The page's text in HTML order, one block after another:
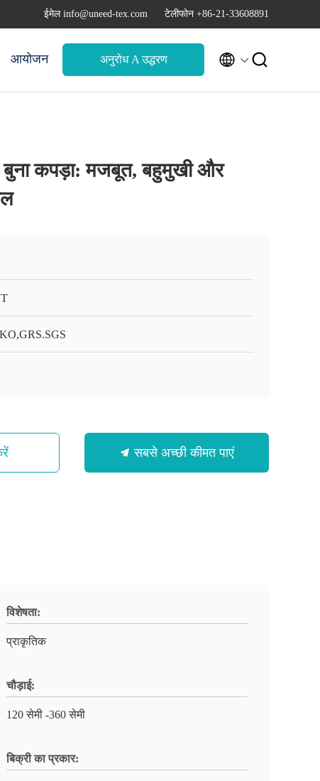
ईमेल info@uneed-tex.com टेलीफोन +86-21-33608891
आयोजन अनुरोध A उद्धरण  
बुना कपड़ा: मजबूत, बहुमुखी और
सबसे अच्छी कीमत पाएं
विशेषता:
प्राकृतिक
चौड़ाई:
120 सेमी -360 सेमी
बिक्री का प्रकार: